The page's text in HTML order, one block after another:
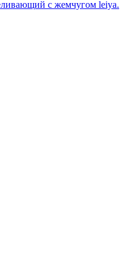
с жемчугом leiya.